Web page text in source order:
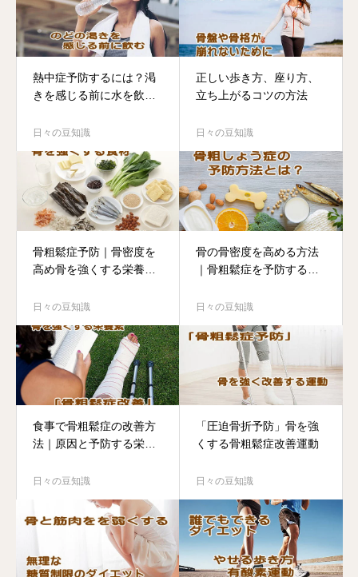
熱中症予防するには？渇
きを感じる前に水を飲み
日々の豆知識
正しい歩き方、座り方、
立ち上がるコツの方法
日々の豆知識
骨粗鬆症予防｜骨密度を
高め骨を強くする栄養素
日々の豆知識
骨の骨密度を高める方法
｜骨粗鬆症を予防する食
日々の豆知識
食事で骨粗鬆症の改善方
法｜原因と予防する栄養
日々の豆知識
「圧迫骨折予防」骨を強
くする骨粗鬆症改善運動
日々の豆知識